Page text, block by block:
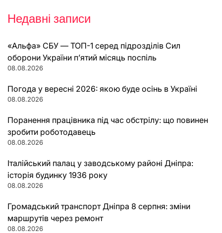
Недавні записи
«Альфа» СБУ — ТОП-1 серед підрозділів Сил
оборони України п’ятий місяць поспіль
08.08.2026
Погода у вересні 2026: якою буде осінь в Україні
08.08.2026
Поранення працівника під час обстрілу: що повинен
зробити роботодавець
08.08.2026
Італійський палац у заводському районі Дніпра:
історія будинку 1936 року
08.08.2026
Громадський транспорт Дніпра 8 серпня: зміни
маршрутів через ремонт
08.08.2026